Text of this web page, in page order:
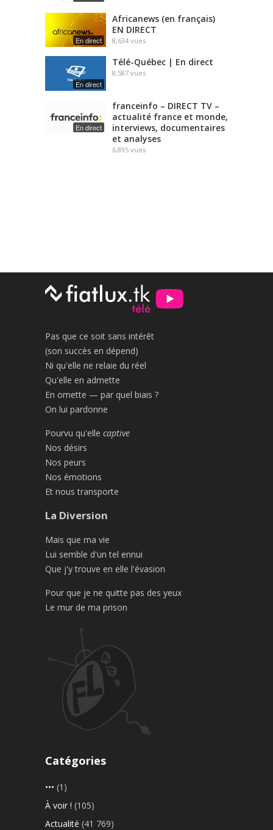
En direct
Africanews (en français)
EN DIRECT
8,634 vues
En direct
Télé-Québec | En direct
8,587 vues
En direct
franceinfo – DIRECT TV –
actualité france et monde,
interviews, documentaires
et analyses
6,895 vues
Pas que ce soit sans intérêt
(son succès en dépend)
Ni qu'elle ne relaie du réel
Qu'elle en admette
En omette — par quel biais ?
On lui pardonne
Pourvu qu'elle captive
Nos désirs
Nos peurs
Nos émotions
Et nous transporte
La Diversion
Mais que ma vie
Lui semble d'un tel ennui
Que j'y trouve en elle l'évasion
Pour que je ne quitte pas des yeux
Le mur de ma prison
Catégories
••• (1)
À voir ! (105)
Actualité (41 769)